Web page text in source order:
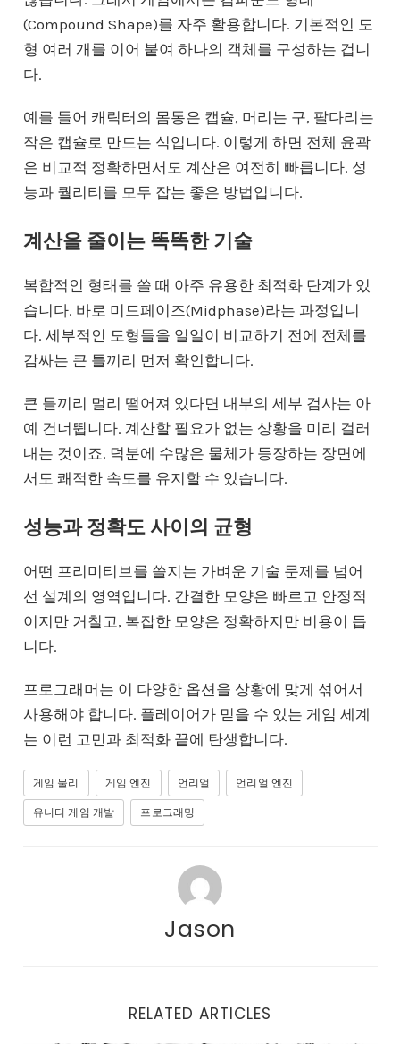
(Compound Shape)를 자주 활용합니다. 기본적인 도
형 여러 개를 이어 붙여 하나의 객체를 구성하는 겁니
다.
예를 들어 캐릭터의 몸통은 캡슐, 머리는 구, 팔다리는
작은 캡슐로 만드는 식입니다. 이렇게 하면 전체 윤곽
은 비교적 정확하면서도 계산은 여전히 빠릅니다. 성
능과 퀄리티를 모두 잡는 좋은 방법입니다.
계산을 줄이는 똑똑한 기술
복합적인 형태를 쓸 때 아주 유용한 최적화 단계가 있
습니다. 바로 미드페이즈(Midphase)라는 과정입니
다. 세부적인 도형들을 일일이 비교하기 전에 전체를
감싸는 큰 틀끼리 먼저 확인합니다.
큰 틀끼리 멀리 떨어져 있다면 내부의 세부 검사는 아
예 건너뜁니다. 계산할 필요가 없는 상황을 미리 걸러
내는 것이죠. 덕분에 수많은 물체가 등장하는 장면에
서도 쾌적한 속도를 유지할 수 있습니다.
성능과 정확도 사이의 균형
어떤 프리미티브를 쓸지는 가벼운 기술 문제를 넘어
선 설계의 영역입니다. 간결한 모양은 빠르고 안정적
이지만 거칠고, 복잡한 모양은 정확하지만 비용이 듭
니다.
프로그래머는 이 다양한 옵션을 상황에 맞게 섞어서
사용해야 합니다. 플레이어가 믿을 수 있는 게임 세계
는 이런 고민과 최적화 끝에 탄생합니다.
게임 물리 게임 엔진 언리얼 언리얼 엔진
유니티 게임 개발 프로그래밍
Jason
RELATED ARTICLES